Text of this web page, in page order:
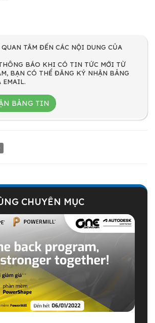
TÂM ĐẾN CÁC NỘI DUNG CỦA
BÁO KHI CÓ TIN TỨC MỚI TỪ
BẠN CÓ THỂ ĐĂNG KÝ NHẬN BẢNG
EMAIL.
BẢNG TIN
CHUYÊN MỤC